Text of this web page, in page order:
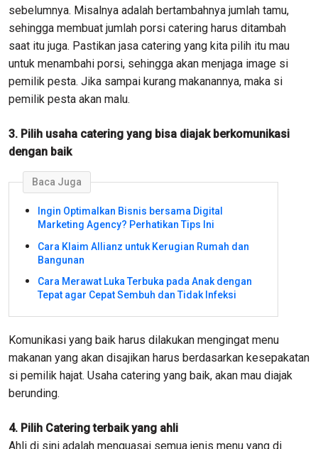
sebelumnya. Misalnya adalah bertambahnya jumlah tamu,
sehingga membuat jumlah porsi catering harus ditambah
saat itu juga. Pastikan jasa catering yang kita pilih itu mau
untuk menambahi porsi, sehingga akan menjaga image si
pemilik pesta. Jika sampai kurang makanannya, maka si
pemilik pesta akan malu.
3. Pilih usaha catering yang bisa diajak berkomunikasi
dengan baik
Baca Juga
Ingin Optimalkan Bisnis bersama Digital
Marketing Agency? Perhatikan Tips Ini
Cara Klaim Allianz untuk Kerugian Rumah dan
Bangunan
Cara Merawat Luka Terbuka pada Anak dengan
Tepat agar Cepat Sembuh dan Tidak Infeksi
Komunikasi yang baik harus dilakukan mengingat menu
makanan yang akan disajikan harus berdasarkan kesepakatan
si pemilik hajat. Usaha catering yang baik, akan mau diajak
berunding.
4. Pilih Catering terbaik yang ahli
Ahli di sini adalah menguasai semua jenis menu yang di